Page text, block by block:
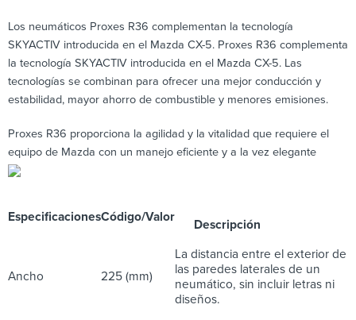
Los neumáticos Proxes R36 complementan la tecnología
SKYACTIV introducida en el Mazda CX-5. Proxes R36 complementa
la tecnología SKYACTIV introducida en el Mazda CX-5. Las
tecnologías se combinan para ofrecer una mejor conducción y
estabilidad, mayor ahorro de combustible y menores emisiones.
Proxes R36 proporciona la agilidad y la vitalidad que requiere el
equipo de Mazda con un manejo eficiente y a la vez elegante
EspecificacionesCódigo/Valor
Descripción
Ancho 225 (mm)
La distancia entre el exterior de
las paredes laterales de un
neumático, sin incluir letras ni
diseños.